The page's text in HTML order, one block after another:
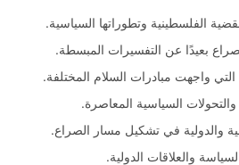
الفلسطينية وتطوراتها السياسية.
بعيدًا عن التفسيرات المبسطة.
واجهت مبادرات السلام المختلفة.
والتحولات السياسية المعاصرة.
والدولية في تشكيل مسار الصراع.
والعلاقات الدولية.